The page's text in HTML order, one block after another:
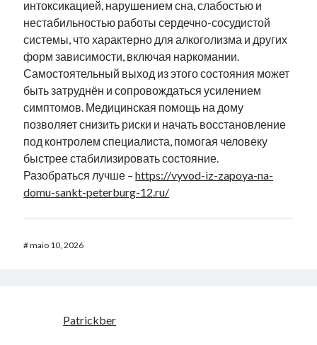
интоксикацией, нарушением сна, слабостью и
нестабильностью работы сердечно-сосудистой
системы, что характерно для алкоголизма и других
форм зависимости, включая наркомании.
Самостоятельный выход из этого состояния может
быть затруднён и сопровождаться усилением
симптомов. Медицинская помощь на дому
позволяет снизить риски и начать восстановление
под контролем специалиста, помогая человеку
быстрее стабилизировать состояние.
Разобраться лучше –https://vyvod-iz-zapoya-na-
domu-sankt-peterburg-12.ru/
#maio 10, 2026
Patrickber